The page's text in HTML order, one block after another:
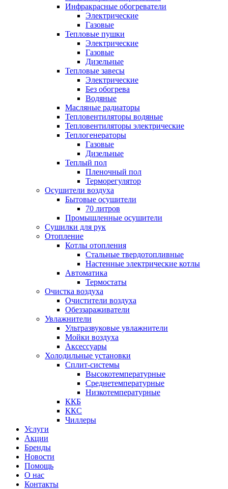
Инфракрасные обогреватели
Электрические
Газовые
Тепловые пушки
Электрические
Газовые
Дизельные
Тепловые завесы
Электрические
Без обогрева
Водяные
Масляные радиаторы
Тепловентиляторы водяные
Тепловентиляторы электрические
Теплогенераторы
Газовые
Дизельные
Теплый пол
Пленочный пол
Терморегулятор
Осушители воздуха
Бытовые осушители
70 литров
Промышленные осушители
Сушилки для рук
Отопление
Котлы отопления
Стальные твердотопливные
Настенные электрические котлы
Автоматика
Термостаты
Очистка воздуха
Очистители воздуха
Обеззараживатели
Увлажнители
Ультразвуковые увлажнители
Мойки воздуха
Аксессуары
Холодильные установки
Сплит-системы
Высокотемпературные
Среднетемпературные
Низкотемпературные
ККБ
ККС
Чиллеры
Услуги
Акции
Бренды
Новости
Помощь
О нас
Контакты